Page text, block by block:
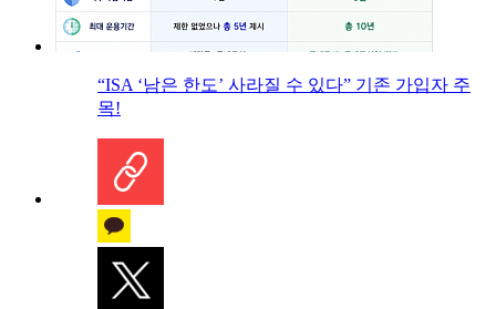
“ISA ‘남은 한도’ 사라질 수 있다” 기존 가입자 주
목!